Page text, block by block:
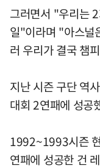
그러면서 "우리는
일"이라며 "아스널
러 우리가 결국 챔
지난 시즌 구단 역
대회 2연패에 성공
1992~1993시즌
연패에 성공한 건